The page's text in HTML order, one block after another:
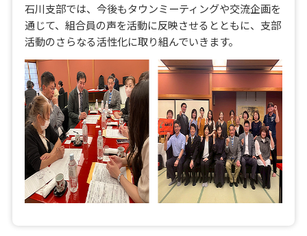
石川支部では、今後もタウンミーティングや交流企画を
通じて、組合員の声を活動に反映させるとともに、支部
活動のさらなる活性化に取り組んでいきます。